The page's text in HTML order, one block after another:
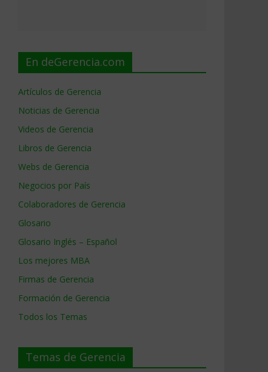
En deGerencia.com
Artículos de Gerencia
Noticias de Gerencia
Videos de Gerencia
Libros de Gerencia
Webs de Gerencia
Negocios por País
Colaboradores de Gerencia
Glosario
Glosario Inglés – Español
Los mejores MBA
Firmas de Gerencia
Formación de Gerencia
Todos los Temas
Temas de Gerencia